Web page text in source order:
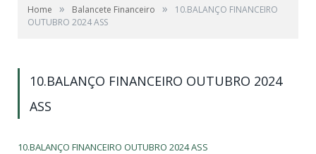
Home » Balancete Financeiro »
10.BALANÇO FINANCEIRO
OUTUBRO 2024 ASS
10.BALANÇO FINANCEIRO OUTUBRO 2024
ASS
10.BALANÇO FINANCEIRO OUTUBRO 2024 ASS